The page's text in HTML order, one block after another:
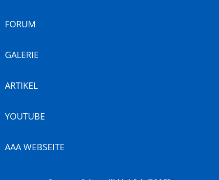
FORUM
GALERIE
ARTIKEL
YOUTUBE
AAA WEBSEITE